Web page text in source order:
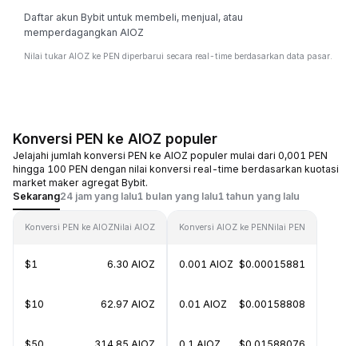
Daftar akun Bybit untuk membeli, menjual, atau
memperdagangkan AIOZ
Nilai tukar AIOZ ke PEN diperbarui secara real-time berdasarkan data pasar.
Konversi PEN ke AIOZ populer
Jelajahi jumlah konversi PEN ke AIOZ populer mulai dari 0,001 PEN
hingga 100 PEN dengan nilai konversi real-time berdasarkan kuotasi
market maker agregat Bybit.
Sekarang24 jam yang lalu1 bulan yang lalu1 tahun yang lalu
Konversi PEN ke AIOZNilai AIOZ
$1 6.30 AIOZ
$10 62.97 AIOZ
$50 314.85 AIOZ
Konversi AIOZ ke PENNilai PEN
0.001 AIOZ $0.00015881
0.01 AIOZ $0.00158808
0.1 AIOZ $0.01588076